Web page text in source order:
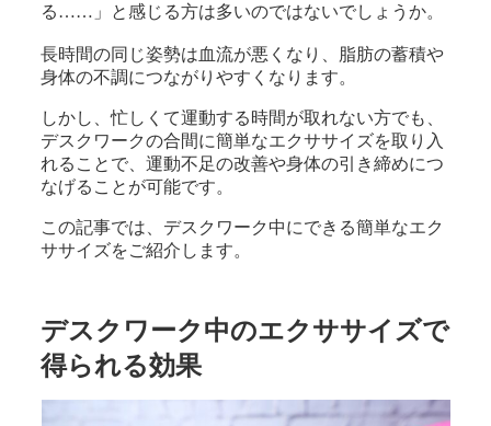
る……」と感じる方は多いのではないでしょうか。
長時間の同じ姿勢は血流が悪くなり、脂肪の蓄積や
身体の不調につながりやすくなります。
しかし、忙しくて運動する時間が取れない方でも、
デスクワークの合間に簡単なエクササイズを取り入
れることで、運動不足の改善や身体の引き締めにつ
なげることが可能です。
この記事では、デスクワーク中にできる簡単なエク
ササイズをご紹介します。
デスクワーク中のエクササイズで
得られる効果